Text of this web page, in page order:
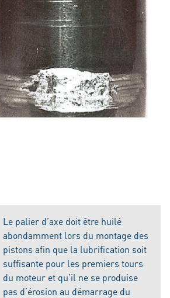
Le palier d’axe doit être huilé
abondamment lors du montage des
pistons afin que la lubrification soit
suffisante pour les premiers tours
du moteur et qu’il ne se produise
pas d’érosion au démarrage du